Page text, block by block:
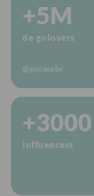
+5M
de golovers
@gocasebr
+3000
influencers